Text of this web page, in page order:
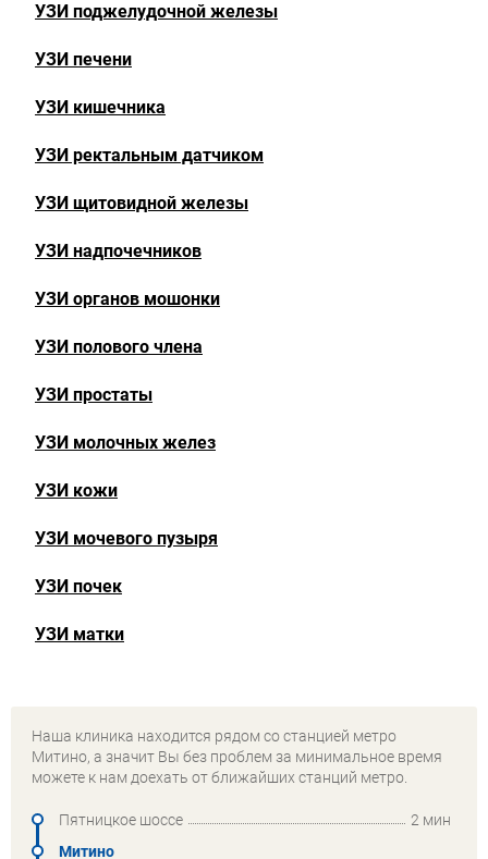
УЗИ поджелудочной железы
УЗИ печени
УЗИ кишечника
УЗИ ректальным датчиком
УЗИ щитовидной железы
УЗИ надпочечников
УЗИ органов мошонки
УЗИ полового члена
УЗИ простаты
УЗИ молочных желез
УЗИ кожи
УЗИ мочевого пузыря
УЗИ почек
УЗИ матки
Наша клиника находится рядом со станцией метро
Митино, а значит Вы без проблем за минимальное время
можете к нам доехать от ближайших станций метро.
Пятницкое шоссе
2 мин
Митино